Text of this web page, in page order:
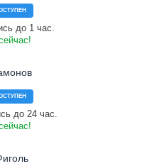
до 1 час.
до 24 час.